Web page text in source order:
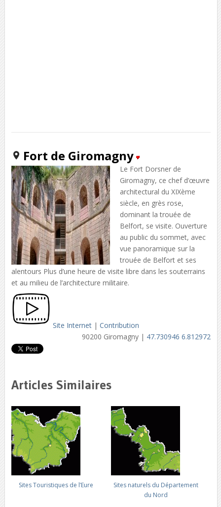
Fort de Giromagny
Le Fort Dorsner de
Giromagny, ce chef d’œuvre
architectural du XIXème
siècle, en grès rose,
dominant la trouée de
Belfort, se visite. Ouverture
au public du sommet, avec
vue panoramique sur la
trouée de Belfort et ses
alentours Plus d’une heure de visite libre dans les souterrains
et au milieu de l’architecture militaire.
Site Internet| Contribution
90200 Giromagny | 47.730946 6.812972
Articles Similaires
Sites Touristiques de l’Eure
Sites naturels du Département
du Nord